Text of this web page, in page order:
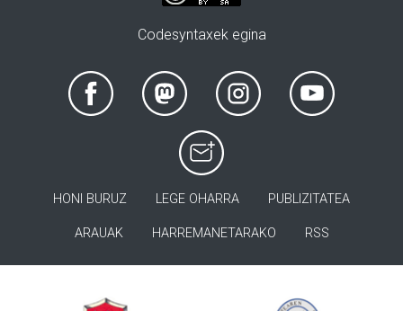
Codesyntaxek egina
HONI BURUZ LEGE OHARRA PUBLIZITATEA
ARAUAK HARREMANETARAKO RSS